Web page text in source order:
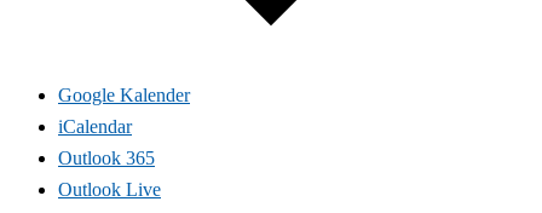
Google Kalender
iCalendar
Outlook 365
Outlook Live